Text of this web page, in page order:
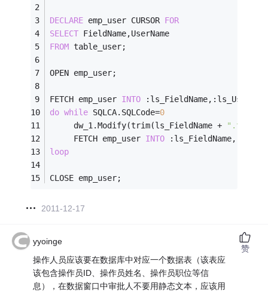
DECLARE emp_user CURSOR FOR
SELECT FieldName,UserName
FROM table_user;
OPEN emp_user;
FETCH emp_user INTO
do while SQLCA.SQLCode=0
     dw_1.Modify(trim(ls_FieldName +
     FETCH emp_user
INTO
loop
CLOSE emp_user;
2011-12-17
yyoinge
操作人员应该要在数据库中对应一个数据表（该表应
该包含操作员ID、操作员姓名、操作员职位等信
息），在数据窗口中审批人不要用静态文本，应该用
赞